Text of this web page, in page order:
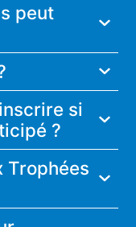
peut
si
?
Trophées